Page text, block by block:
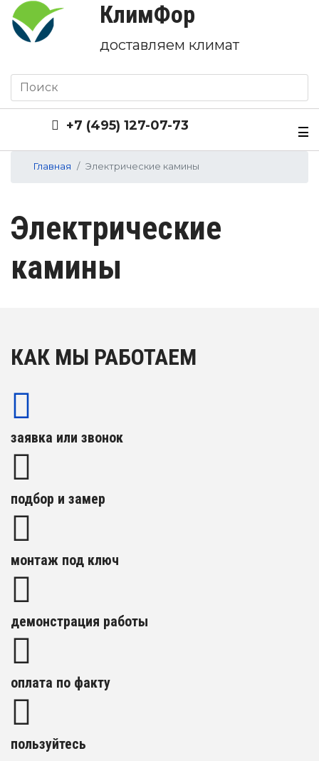
КлимФор
доставляем климат
+7 (495) 127-07-73
Главная Электрические камины
Электрические
камины
КАК МЫ РАБОТАЕМ
заявка или звонок
подбор и замер
монтаж под ключ
демонстрация работы
оплата по факту
пользуйтесь